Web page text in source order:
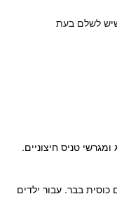
לשלם בעת
טניס חיצוניים.
בבר. עבור ילדים